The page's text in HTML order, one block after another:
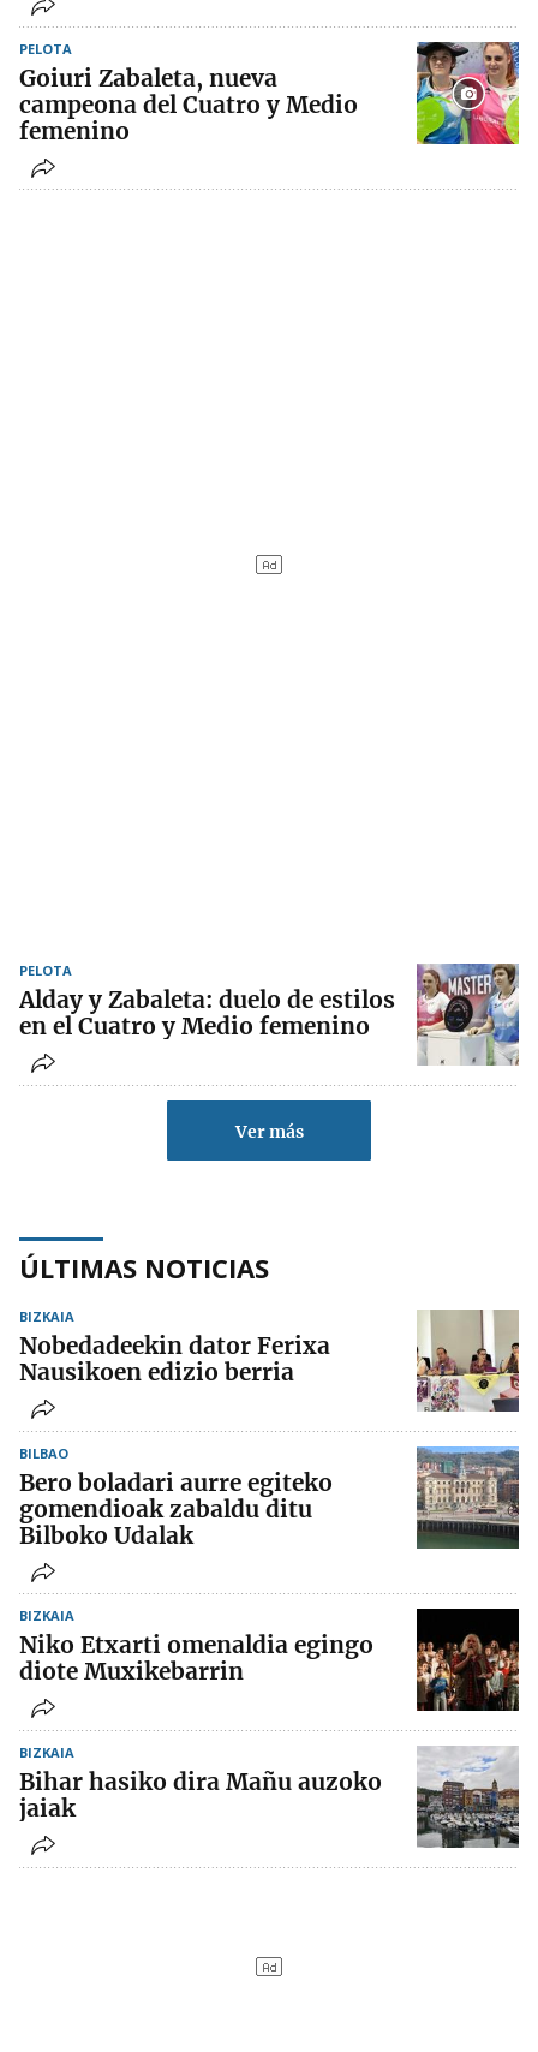
PELOTA
Goiuri Zabaleta, nueva
campeona del Cuatro y Medio
femenino
PELOTA
Alday y Zabaleta: duelo de estilos
en el Cuatro y Medio femenino
Ver más
ÚLTIMAS NOTICIAS
BIZKAIA
Nobedadeekin dator Ferixa
Nausikoen edizio berria
BILBAO
Bero boladari aurre egiteko
gomendioak zabaldu ditu
Bilboko Udalak
BIZKAIA
Niko Etxarti omenaldia egingo
diote Muxikebarrin
BIZKAIA
Bihar hasiko dira Mañu auzoko
jaiak